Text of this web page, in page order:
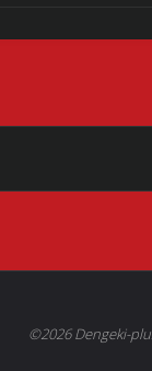
©2026 Dengeki-